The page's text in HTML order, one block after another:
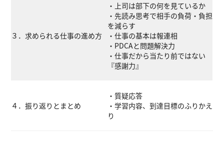
３．求められる仕事の進め方
・上司は部下の何を見ているか
・先読み思考で相手の負荷・負担
を減らす
・仕事の基本は報連相
・PDCAと問題解決力
・仕事だから当たり前ではない
『感謝力』
４．振り返りとまとめ
・質疑応答
・学習内容、到達目標のふりかえ
り